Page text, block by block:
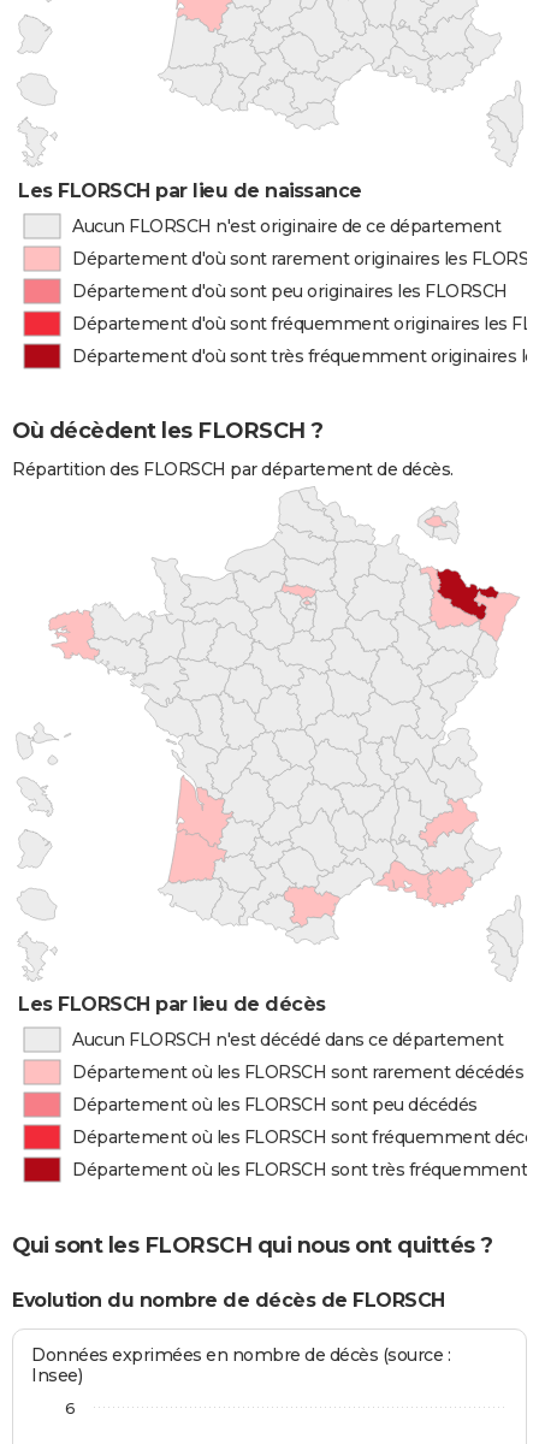
Les FLORSCH par lieu de naissance
Aucun FLORSCH n'est originaire de ce département
Département d'où sont rarement originaires les
Département d'où sont peu originaires les FLORSCH
Département d'où sont fréquemment originaires les
Département d'où sont très fréquemment originaires
Où décèdent les FLORSCH ?
Répartition des FLORSCH par département de décès.
Les FLORSCH par lieu de décès
Aucun FLORSCH n'est décédé dans ce département
Département où les FLORSCH sont rarement décédés
Département où les FLORSCH sont peu décédés
Département où les FLORSCH sont fréquemment
Département où les FLORSCH sont très fréquemment
Qui sont les FLORSCH qui nous ont quittés ?
Evolution du nombre de décès de FLORSCH
Données exprimées en nombre de décès (source :
Insee)
6